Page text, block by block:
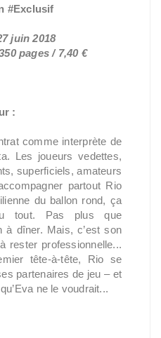
#Exclusif
juin 2018
pages / 7,40 €
:
comme interprète de
Les joueurs vedettes,
superficiels, amateurs
partout Rio
du ballon rond, ça
tout. Pas plus que
à dîner. Mais, c’est son
rester professionnelle...
tête-à-tête, Rio se
partenaires de jeu – et
ne le voudrait...